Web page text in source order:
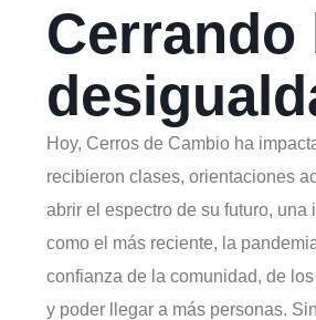
Cerrando
Hoy, Cerros de Cambio ha
recibieron clases, orientaciones
abrir el espectro de su futuro,
como el más reciente, la
confianza de la comunidad, de
y poder llegar a más personas.